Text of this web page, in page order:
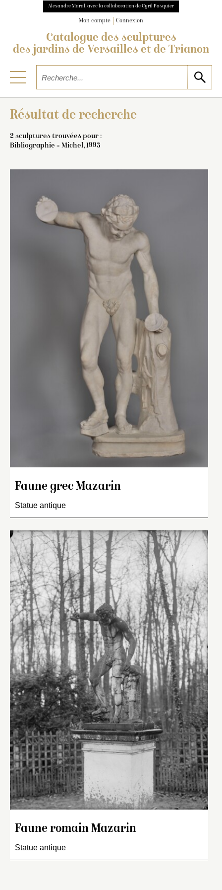
Alexandre Maral, avec la collaboration de Cyril Pasquier
Mon compte Connexion
Catalogue des sculptures
des jardins de Versailles et de Trianon
Résultat de recherche
2 sculptures trouvées pour :
Bibliographie = Michel, 1993
Faune grec Mazarin
Statue antique
Faune romain Mazarin
Statue antique